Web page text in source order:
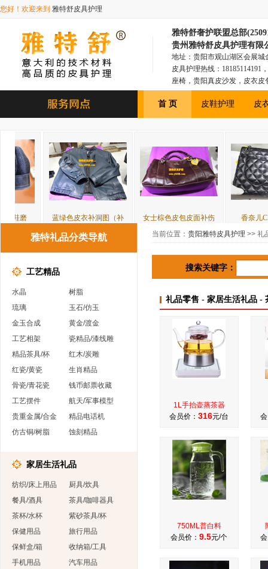
您好！欢迎来到 雅特舒皮具护理
雅特舒奢护联盟总部
贵州雅特舒皮具护理有限
地址：贵阳市观山湖区会展城
皮具护理热线：18185114191
座椅，贵阳真皮沙发，皮衣
具，贵阳皮衣皮包，贵阳汽
首 页 皮鞋护理 皮
蓝绿色皮衣补洞图（补 女士棕色皮包皮面补伤 香奈儿CHANEL皮
雅特礼品分类导航
工艺精品
水晶
树脂
琉璃
玉石/仿玉
金玉合成
黄金/渡金
工艺相架
瓷精品/漆线雕
精品茶具/杯
红木/炭雕
红瓷/黄瓷
生肖精品
骨瓷/青花瓷
钱币邮票收藏
工艺摆件
航天/军事模型
贵重金属/合金
精品电话机
仿古铜/树脂
蚀刻精品
家居生活礼品
纺织/床上用品
厨具/炊具
餐具/酒具
茶具/咖啡器具
茶杯/水杯
紫砂茶具/杯
保健用品
旅行用品
保鲜盒/箱
收纳箱/工具
手机用品
汽车用品
当前位置： 贵阳雅特皮具护理 >> 礼
搜索关键字：
礼品零售 - 家居生活礼品 -
1L手抬壶蒸茶器
会员价： 316元/台
750ML普白料
会员价： 9.5元/个